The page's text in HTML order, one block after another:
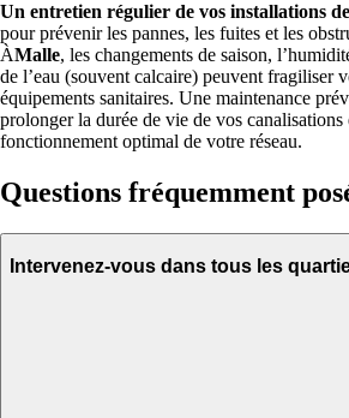
Un entretien régulier de vos installations
pour prévenir les pannes, les fuites et les
ÀMalle, les changements de saison,
de l’eau (souvent calcaire) peuvent fragiliser
équipements sanitaires. Une maintenance
prolonger la durée de vie de vos canalisations
fonctionnement optimal de votre réseau.
Questions fréquemment
Intervenez-vous dans tous les